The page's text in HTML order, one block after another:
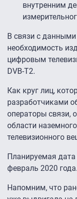
внутренним
В связи с
необходимость
цифровым
DVB-T2.
Как круг лиц,
разработчиками
операторы связи,
области
телевизионного
Планируемая
февраль 2020 года.
Напомним, что